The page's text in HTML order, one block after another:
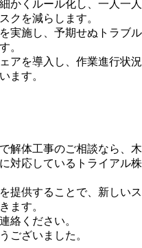
かくルール化し、一人一人
クを減らします。
実施し、予期せぬトラブル
。
アを導入し、作業進行状況
ます。
解体工事のご相談なら、木
対応しているトライアル株
提供することで、新しいス
ます。
絡ください。
ございました。